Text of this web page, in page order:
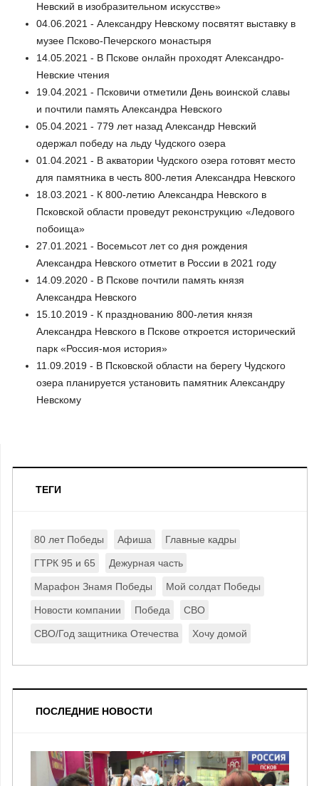
Невский в изобразительном искусстве»
04.06.2021 - Александру Невскому посвятят выставку в
музее Псково-Печерского монастыря
14.05.2021 - В Пскове онлайн проходят Александро-
Невские чтения
19.04.2021 - Псковичи отметили День воинской славы
и почтили память Александра Невского
05.04.2021 - 779 лет назад Александр Невский
одержал победу на льду Чудского озера
01.04.2021 - В акватории Чудского озера готовят место
для памятника в честь 800-летия Александра Невского
18.03.2021 - К 800-летию Александра Невского в
Псковской области проведут реконструкцию «Ледового
побоища»
27.01.2021 - Восемьсот лет со дня рождения
Александра Невского отметит в России в 2021 году
14.09.2020 - В Пскове почтили память князя
Александра Невского
15.10.2019 - К празднованию 800-летия князя
Александра Невского в Пскове откроется исторический
парк «Россия-моя история»
11.09.2019 - В Псковской области на берегу Чудского
озера планируется установить памятник Александру
Невскому
ТЕГИ
80 лет Победы Афиша Главные кадры
ГТРК 95 и 65 Дежурная часть
Марафон Знамя Победы Мой солдат Победы
Новости компании Победа СВО
СВО/Год защитника Отечества Хочу домой
ПОСЛЕДНИЕ НОВОСТИ